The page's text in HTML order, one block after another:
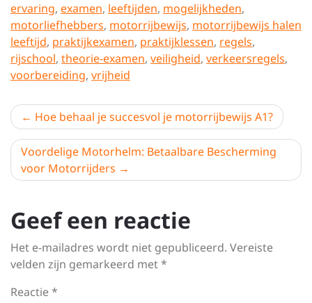
ervaring, examen, leeftijden, mogelijkheden,
motorliefhebbers, motorrijbewijs, motorrijbewijs halen
leeftijd, praktijkexamen, praktijklessen, regels,
rijschool, theorie-examen, veiligheid, verkeersregels,
voorbereiding, vrijheid
Berichtnavigatie
Hoe behaal je succesvol je motorrijbewijs A1?
Voordelige Motorhelm: Betaalbare Bescherming
voor Motorrijders
Geef een reactie
Het e-mailadres wordt niet gepubliceerd. Vereiste
velden zijn gemarkeerd met*
Reactie*